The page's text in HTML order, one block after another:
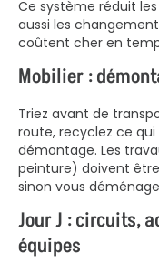
Ce système réduit
aussi les
coûtent cher en
Mobilier :
Triez avant de
route, recyclez ce qui
démontage. Les
peinture) doivent
sinon vous
Jour J : circuits,
équipes